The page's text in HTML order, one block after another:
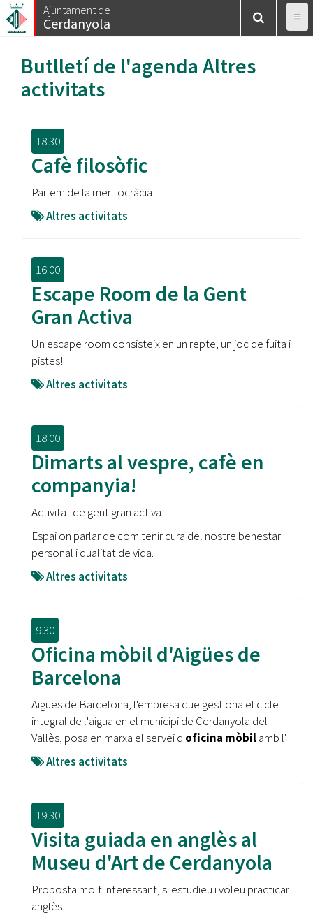
Vés
al
Ajuntament de
Cerdanyola
Butlletí de l'agenda Altres
activitats
18:30
Cafè filosòfic
Parlem de la meritocràcia.
Altres activitats
16:00
Escape Room de la Gent
Gran Activa
Un escape room consisteix en un repte, un joc de fuita i
pistes!
Altres activitats
18:00
Dimarts al vespre, cafè en
companyia!
Activitat de gent gran activa.
Espai on parlar de com tenir cura del nostre benestar
personal i qualitat de vida.
Altres activitats
9:30
Oficina mòbil d'Aigües de
Barcelona
Aigües de Barcelona, l'empresa que gestiona el cicle
integral de l'aigua en el municipi de Cerdanyola del
Vallès, posa en marxa el servei d'oficina mòbilamb l'
Altres activitats
19:30
Visita guiada en anglès al
Museu d'Art de Cerdanyola
Proposta molt interessant, si estudieu i voleu practicar
anglès.